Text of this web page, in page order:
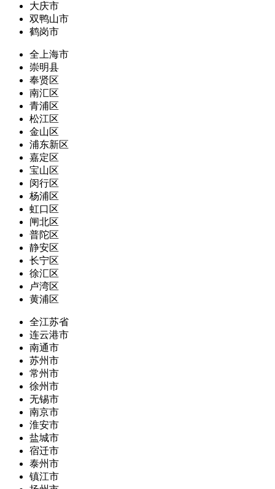
大庆市
双鸭山市
鹤岗市
全上海市
崇明县
奉贤区
南汇区
青浦区
松江区
金山区
浦东新区
嘉定区
宝山区
闵行区
杨浦区
虹口区
闸北区
普陀区
静安区
长宁区
徐汇区
卢湾区
黄浦区
全江苏省
连云港市
南通市
苏州市
常州市
徐州市
无锡市
南京市
淮安市
盐城市
宿迁市
泰州市
镇江市